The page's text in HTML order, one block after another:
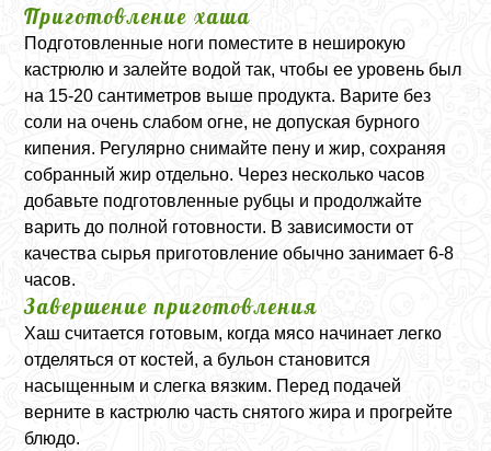
Приготовление хаша
Подготовленные ноги поместите в неширокую
кастрюлю и залейте водой так, чтобы ее уровень был
на 15-20 сантиметров выше продукта. Варите без
соли на очень слабом огне, не допуская бурного
кипения. Регулярно снимайте пену и жир, сохраняя
собранный жир отдельно. Через несколько часов
добавьте подготовленные рубцы и продолжайте
варить до полной готовности. В зависимости от
качества сырья приготовление обычно занимает 6-8
часов.
Завершение приготовления
Хаш считается готовым, когда мясо начинает легко
отделяться от костей, а бульон становится
насыщенным и слегка вязким. Перед подачей
верните в кастрюлю часть снятого жира и прогрейте
блюдо.